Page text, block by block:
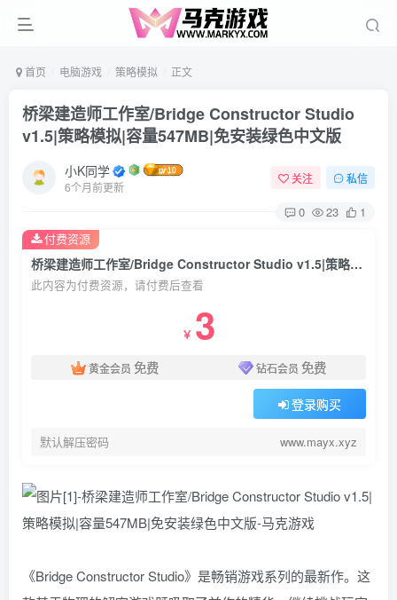
首页 电脑游戏 策略模拟 正文
桥梁建造师工作室/Bridge Constructor Studio
v1.5|策略模拟|容量547MB|免安装绿色中文版
小K同学
6个月前更新
关注 私信
0 23 1
桥梁建造师工作室/Bridge Constructor Studio v1.5|策略模拟|容量547MB|免安装绿色中文版
此内容为付费资源，请付费后查看
￥ 3
黄金会员 免费 钻石会员 免费
登录购买
默认解压密码 www.mayx.xyz
付费资源
《Bridge Constructor Studio》是畅销游戏系列的最新作。这